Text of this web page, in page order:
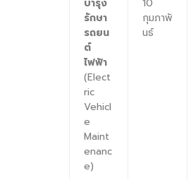
บำรุง
รักษา
รถยน
ต์
ไฟฟ้า
(Elect
ric
Vehicl
e
Maint
enanc
e)
10
กุมภาพั
นธ์